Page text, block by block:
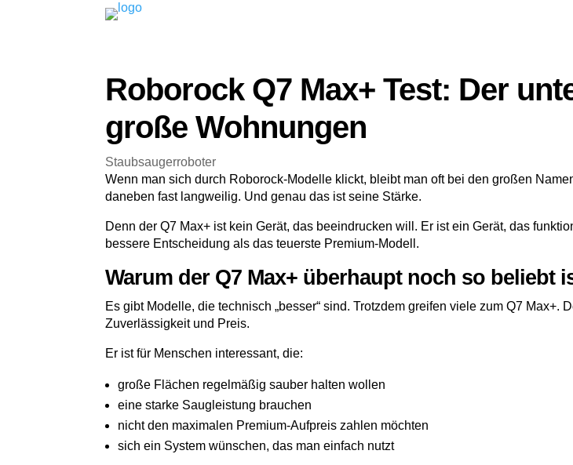
Roborock Q7 Max+ Test: Der
große Wohnungen
Staubsaugerroboter
Wenn man sich durch Roborock-Modelle klickt, bleibt man oft bei den großen
daneben fast langweilig. Und genau das ist seine Stärke.
Denn der Q7 Max+ ist kein Gerät, das beeindrucken will. Er ist ein Gerät, das
bessere Entscheidung als das teuerste Premium-Modell.
Warum der Q7 Max+ überhaupt noch so beliebt
Es gibt Modelle, die technisch „besser“ sind. Trotzdem greifen viele zum Q7 Max+.
Zuverlässigkeit und Preis.
Er ist für Menschen interessant, die:
große Flächen regelmäßig sauber halten wollen
eine starke Saugleistung brauchen
nicht den maximalen Premium-Aufpreis zahlen möchten
sich ein System wünschen, das man einfach nutzt